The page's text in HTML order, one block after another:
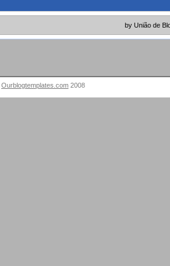
by União de
Ourblogtemplates.com 2008